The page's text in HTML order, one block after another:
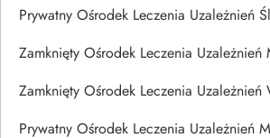
Prywatny Ośrodek Leczenia Uzależnień
Zamknięty Ośrodek Leczenia Uzależnień
Zamknięty Ośrodek Leczenia Uzależnień
Prywatny Ośrodek Leczenia Uzależnień